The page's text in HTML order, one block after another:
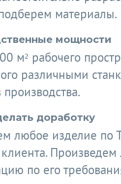
материалы.
мощности
м² рабочего
различными
доработку
любое изделие по
по его